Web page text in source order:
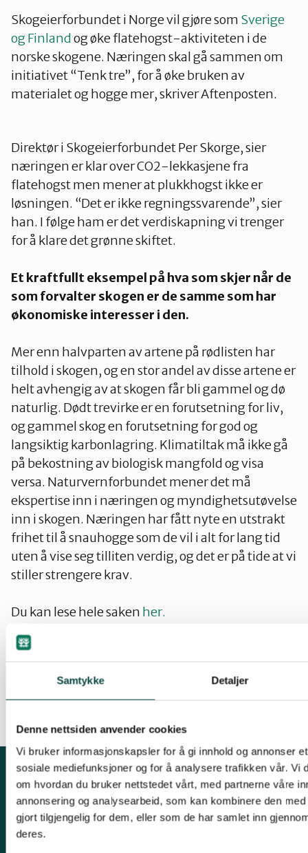
Samtykke Detaljer
Denne nettsiden anvender cookies
Vi bruker informasjonskapsler for å gi innhold og annonser
sosiale mediefunksjoner og for å analysere trafikken vår. Vi
om hvordan du bruker nettstedet vårt, med partnerne våre
annonsering og analysearbeid, som kan kombinere den
gjort tilgjengelig for dem, eller som de har samlet inn
deres.
Nittedal
Nordre Follo
Oslo Øst
Oslo Sør
Oslo Vest
Skogeierforbundet i Norge vil gjøre som Sverige
og Finlandog øke flatehogst-aktiviteten i de
norske skogene. Næringen skal gå sammen om
initiativet “Tenk tre”, for å øke bruken av
materialet og hogge mer, skriver Aftenposten.
Direktør i Skogeierforbundet Per Skorge, sier
næringen er klar over CO2-lekkasjene fra
flatehogst men mener at plukkhogst ikke er
løsningen. “Det er ikke regningssvarende”, sier
han. I følge ham er det verdiskapning vi trenger
for å klare det grønne skiftet.
Et kraftfullt eksempel på hva som skjer når de
som forvalter skogen er de samme som har
økonomiske interesser i den.
Mer enn halvparten av artene på rødlisten har
tilhold i skogen, og en stor andel av disse artene er
helt avhengig av at skogen får bli gammel og dø
naturlig. Dødt trevirke er en forutsetning for liv,
og gammel skog en forutsetning for god og
langsiktig karbonlagring. Klimatiltak må ikke gå
på bekostning av biologisk mangfold og visa
versa. Naturvernforbundet mener det må
ekspertise inn i næringen og myndighetsutøvelse
inn i skogen. Næringen har fått nyte en utstrakt
frihet til å snauhogge som de vil i alt for lang tid
uten å vise seg tilliten verdig, og det er på tide at vi
stiller strengere krav.
Du kan lese hele saken her.
Tina C. Laurendz
Om fylkeslaget
Søndre Sandås, Sognsveien 231, 0863 OSLO